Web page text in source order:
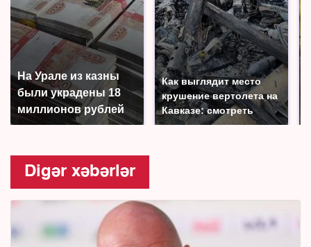
На Урале из казны
были украдены 18
миллионов рублей
Как выглядит место
крушение вертолета на
Кавказе: смотреть
Digər xəbərlər